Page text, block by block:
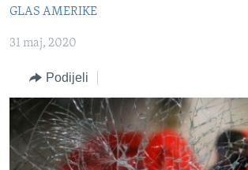
Idi
na
pretraguBOSNA I HERCEGOVINA
SVIJET
NAUKA I TEHNOLOGIJA
SPECIJALNI PROJEKTI
KORUPCIJA
SLOBODA MEDIJA
ŽENSKA STRANA
IZBJEGLIČKA STRANA
GLAS AMERIKE
31 maj, 2020
Podijeli